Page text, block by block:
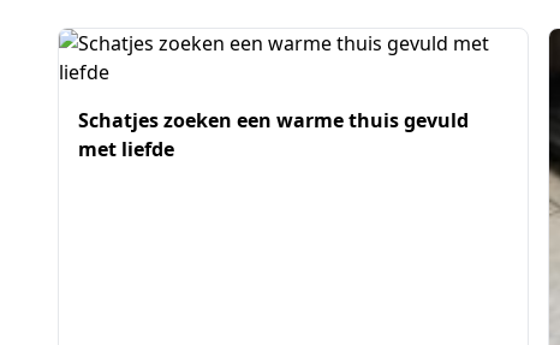
Schatjes zoeken een warme thuis gevuld
met liefde